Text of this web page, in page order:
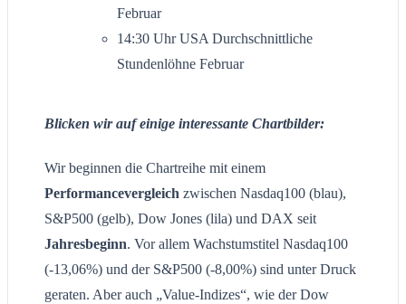
Februar
14:30 Uhr USA Durchschnittliche
Stundenlöhne Februar
Blicken wir auf einige interessante Chartbilder:
Wir beginnen die Chartreihe mit einem
Performancevergleich zwischen Nasdaq100 (blau),
S&P500 (gelb), Dow Jones (lila) und DAX seit
Jahresbeginn. Vor allem Wachstumstitel Nasdaq100
(-13,06%) und der S&P500 (-8,00%) sind unter Druck
geraten. Aber auch „Value-Indizes“, wie der Dow